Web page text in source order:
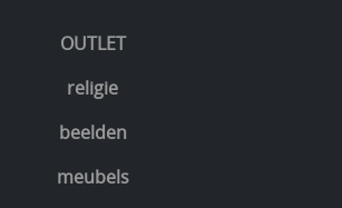
OUTLET
religie
beelden
meubels